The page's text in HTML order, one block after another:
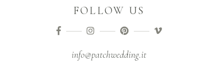
FOLLOW US
info@patchwedding.it